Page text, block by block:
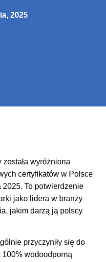
2025
wyróżniona
certyfikatów w Polsce
2025. To potwierdzenie
jako lidera w branży
jakim darzą ją polscy
przyczyniły się do
wodoodporną